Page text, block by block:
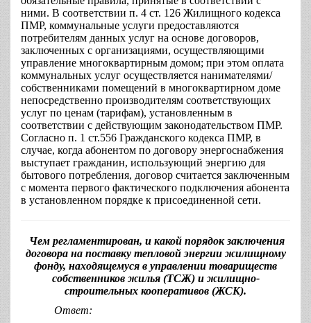
ними. В соответствии п. 4 ст. 126 Жилищного кодекса
ПМР, коммунальные услуги предоставляются
потребителям данных услуг на основе договоров,
заключенных с организациями, осуществляющими
управление многоквартирным домом; при этом оплата
коммунальных услуг осуществляется нанимателями/
собственниками помещений в многоквартирном доме
непосредственно производителям соответствующих
услуг по ценам (тарифам), установленным в
соответствии с действующим законодательством ПМР.
Согласно п. 1 ст.556 Гражданского кодекса ПМР, в
случае, когда абонентом по договору энергоснабжения
выступает гражданин, использующий энергию для
бытового потребления, договор считается заключенным
с момента первого фактического подключения абонента
в установленном порядке к присоединенной сети.
Чем регламентирован, и какой порядок заключения
договора на поставку тепловой энергии жилищному
фонду, находящемуся в управлении товариществ
собственников жилья (ТСЖ) и жилищно-
строительных кооперативов (ЖСК).
Ответ: